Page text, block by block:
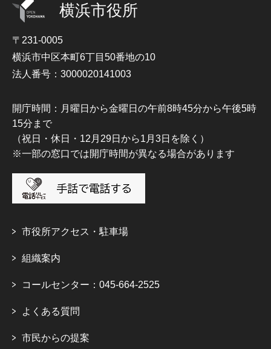
横浜市役所
〒231-0005
横浜市中区本町6丁目50番地の10
法人番号：3000020141003
開庁時間：月曜日から金曜日の午前8時45分から午後5時
15分まで
（祝日・休日・12月29日から1月3日を除く）
※一部の窓口では開庁時間が異なる場合があります
市役所アクセス・駐車場
組織案内
コールセンター：045-664-2525
よくある質問
市民からの提案